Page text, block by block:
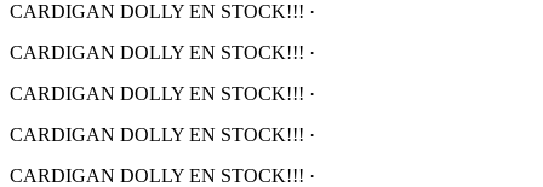
CARDIGAN DOLLY EN STOCK!!! ·
CARDIGAN DOLLY EN STOCK!!! ·
CARDIGAN DOLLY EN STOCK!!! ·
CARDIGAN DOLLY EN STOCK!!! ·
CARDIGAN DOLLY EN STOCK!!! ·